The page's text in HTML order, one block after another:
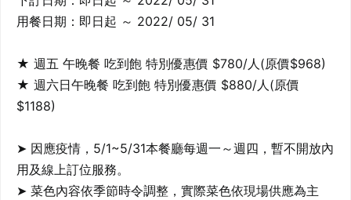
用餐日期：即日起 ～ 2022/ 05/ 31
★ 週五 午晚餐 吃到飽 特別優惠價 $780/人(原價$968)
★ 週六日午晚餐 吃到飽 特別優惠價 $880/人(原價
$1188)
➤ 因應疫情，5/1~5/31本餐廳每週一～週四，暫不開放內
用及線上訂位服務。
➤ 菜色內容依季節時令調整，實際菜色依現場供應為主